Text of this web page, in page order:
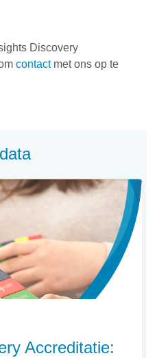
Discovery
contactmet ons op te
Accreditatie: